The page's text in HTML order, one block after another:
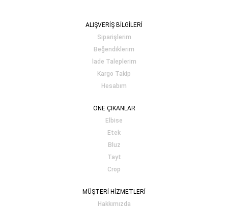
ALIŞVERİŞ BİLGİLERİ
Siparişlerim
Beğendiklerim
İade Taleplerim
Kargo Takip
Hesabım
ÖNE ÇIKANLAR
Elbise
Etek
Bluz
Tayt
Crop
MÜŞTERİ HİZMETLERİ
Hakkımızda